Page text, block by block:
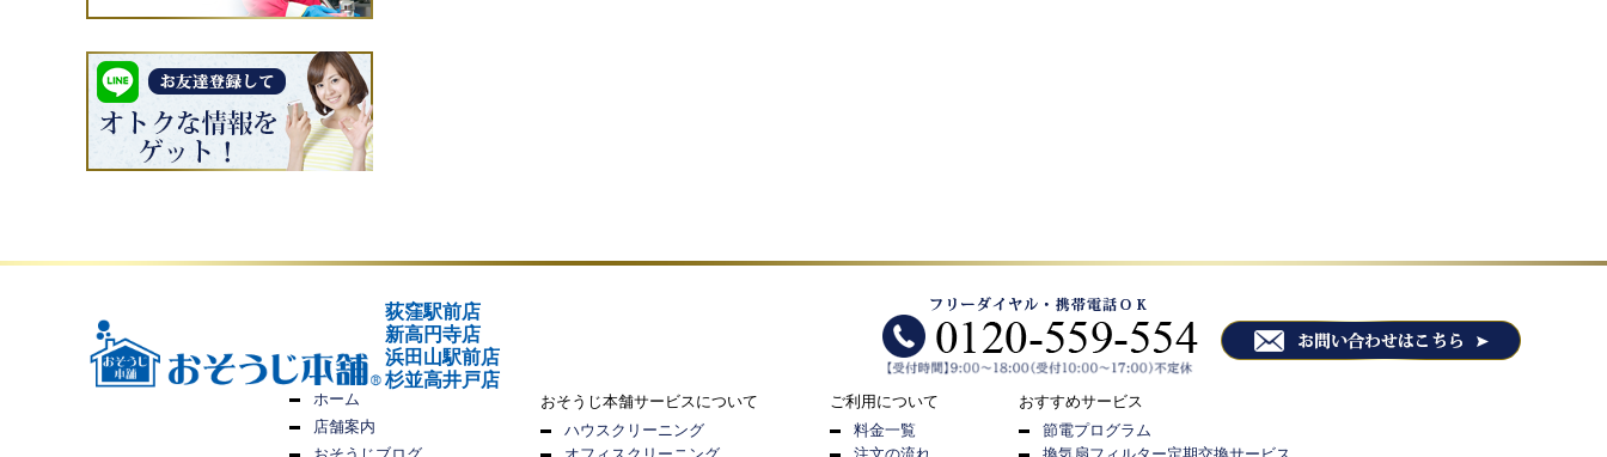
荻窪駅前店
新高円寺店
浜田山駅前店
杉並高井戸店
ホーム
店舗案内
おそうじ本舗サービスについて
ハウスクリーニング
ご利用について
料金一覧
おすすめサービス
節電プログラム